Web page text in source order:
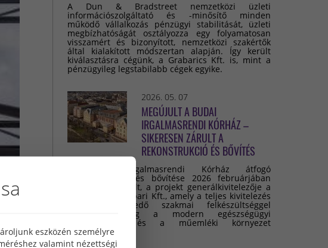
a
a
A Dun & Bradstreet nemzetközi üzleti
információszolgáltató és -minősítő minden
működő vállalkozás pénzügyi stabilitását, üzleti
megbízhatóságát osztályozza egy folyamatosan
visszamért és bizonyított, nemzetközi szakértők
által kialakított módszertan alapján. Így került
kiválasztásra cégünk, a Grabarics Kft. is, mint a
pénzügyileg legstabilabb cégek egyike.
2026. 05. 07
MEGÚJULT A BUDAI
IRGALMASRENDI KÓRHÁZ –
SIKERESEN ZÁRULT A
REKONSTRUKCIÓ ÉS BŐVÍTÉS
A Budai Irgalmasrendi Kórház átfogó
rekonstrukciója és bővítése 2026 februárjában
sikeresen lezárult, a projekt generálkivitelezője a
Grabarics Építőipari Kft., amely a teljes kivitelezés
során kiemelkedő szakmai felkészültséggel
valósította meg a modern egészségügyi
infrastruktúra és a műemléki környezet
összehangolását.
eszközén személyre
valamint nézettségi